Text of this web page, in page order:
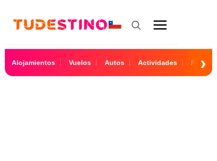
Alojamientos Vuelos Autos Actividades